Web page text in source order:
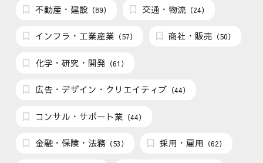
不動産・建設 （89） 交通・物流 （24）
インフラ・工業産業 （57） 商社・販売 （50）
化学・研究・開発 （61）
広告・デザイン・クリエイティブ （44）
コンサル・サポート業 （44）
金融・保険・法務 （53） 採用・雇用 （62）